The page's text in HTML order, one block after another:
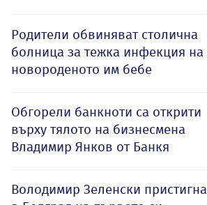
Родители обвиняват столична
болница за тежка инфекция на
новороденото им бебе
Обгорели банкноти са открити
върху тялото на бизнесмена
Владимир Янков от Банкя
Володимир Зеленски пристигна